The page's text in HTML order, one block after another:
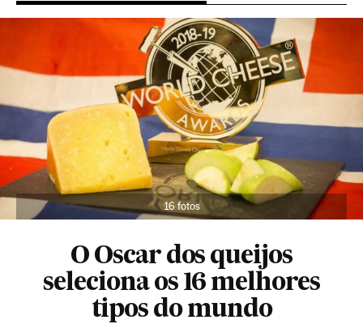
16 fotos
O Oscar dos queijos
seleciona os 16 melhores
tipos do mundo